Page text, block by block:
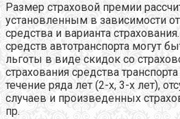
Размер страховой премии
установленным в зависимости
средства и варианта
средств автотранспорта могут
льготы в виде скидок со
страхования средства
течение ряда лет (2-х, 3-х лет),
случаев и произведенных
пр.